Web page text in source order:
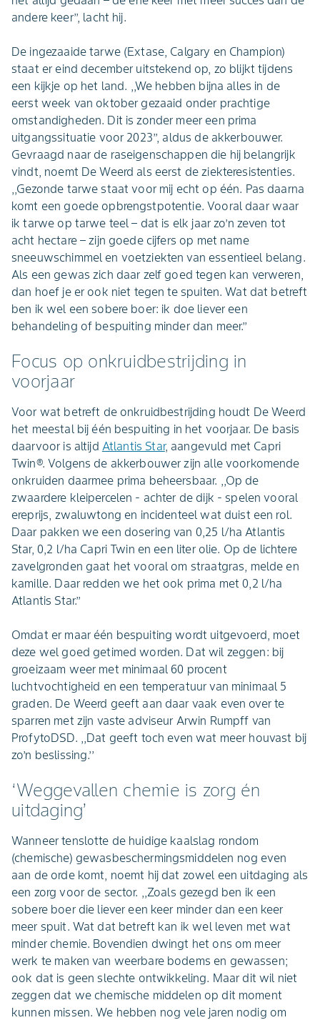
andere keer’’, lacht hij.
De ingezaaide tarwe (Extase, Calgary en Champion)
staat er eind december uitstekend op, zo blijkt tijdens
een kijkje op het land. ,,We hebben bijna alles in de
eerst week van oktober gezaaid onder prachtige
omstandigheden. Dit is zonder meer een prima
uitgangssituatie voor 2023’’, aldus de akkerbouwer.
Gevraagd naar de raseigenschappen die hij belangrijk
vindt, noemt De Weerd als eerst de ziekteresistenties.
,,Gezonde tarwe staat voor mij echt op één. Pas daarna
komt een goede opbrengstpotentie. Vooral daar waar
ik tarwe op tarwe teel – dat is elk jaar zo’n zeven tot
acht hectare – zijn goede cijfers op met name
sneeuwschimmel en voetziekten van essentieel belang.
Als een gewas zich daar zelf goed tegen kan verweren,
dan hoef je er ook niet tegen te spuiten. Wat dat betreft
ben ik wel een sobere boer: ik doe liever een
behandeling of bespuiting minder dan meer.’’
Focus op onkruidbestrijding in
voorjaar
Voor wat betreft de onkruidbestrijding houdt De Weerd
het meestal bij één bespuiting in het voorjaar. De basis
daarvoor is altijd Atlantis Star, aangevuld met Capri
Twin®. Volgens de akkerbouwer zijn alle voorkomende
onkruiden daarmee prima beheersbaar. ,,Op de
zwaardere kleipercelen - achter de dijk - spelen vooral
ereprijs, zwaluwtong en incidenteel wat duist een rol.
Daar pakken we een dosering van 0,25 l/ha Atlantis
Star, 0,2 l/ha Capri Twin en een liter olie. Op de lichtere
zavelgronden gaat het vooral om straatgras, melde en
kamille. Daar redden we het ook prima met 0,2 l/ha
Atlantis Star.’’
Omdat er maar één bespuiting wordt uitgevoerd, moet
deze wel goed getimed worden. Dat wil zeggen: bij
groeizaam weer met minimaal 60 procent
luchtvochtigheid en een temperatuur van minimaal 5
graden. De Weerd geeft aan daar vaak even over te
sparren met zijn vaste adviseur Arwin Rumpff van
ProfytoDSD. ,,Dat geeft toch even wat meer houvast bij
zo’n beslissing.’’
‘Weggevallen chemie is zorg én
uitdaging’
Wanneer tenslotte de huidige kaalslag rondom
(chemische) gewasbeschermingsmiddelen nog even
aan de orde komt, noemt hij dat zowel een uitdaging als
een zorg voor de sector. ,,Zoals gezegd ben ik een
sobere boer die liever een keer minder dan een keer
meer spuit. Wat dat betreft kan ik wel leven met wat
minder chemie. Bovendien dwingt het ons om meer
werk te maken van weerbare bodems en gewassen;
ook dat is geen slechte ontwikkeling. Maar dit wil niet
zeggen dat we chemische middelen op dit moment
kunnen missen. We hebben nog vele jaren nodig om